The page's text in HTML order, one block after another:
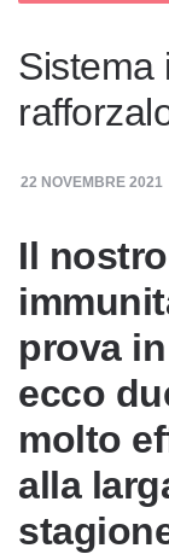
Sistema
22 NOVEMBRE 2021
Il
prova
ecco
molto
alla